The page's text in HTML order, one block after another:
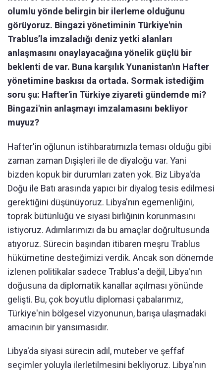
olumlu yönde belirgin bir ilerleme olduğunu
görüyoruz. Bingazi yönetiminin Türkiye'nin
Trablus’la imzaladığı deniz yetki alanları
anlaşmasını onaylayacağına yönelik güçlü bir
beklenti de var. Buna karşılık Yunanistan'ın Hafter
yönetimine baskısı da ortada. Sormak istediğim
soru şu: Hafter'in Türkiye ziyareti gündemde mi?
Bingazi'nin anlaşmayı imzalamasını bekliyor
muyuz?
Hafter'in oğlunun istihbaratımızla teması olduğu gibi
zaman zaman Dışişleri ile de diyaloğu var. Yani
bizden kopuk bir durumları zaten yok. Biz Libya'da
Doğu ile Batı arasında yapıcı bir diyalog tesis edilmesi
gerektiğini düşünüyoruz. Libya'nın egemenliğini,
toprak bütünlüğü ve siyasi birliğinin korunmasını
istiyoruz. Adımlarımızı da bu amaçlar doğrultusunda
atıyoruz. Sürecin başından itibaren meşru Trablus
hükümetine desteğimizi verdik. Ancak son dönemde
izlenen politikalar sadece Trablus'a değil, Libya'nın
doğusuna da diplomatik kanallar açılması yönünde
gelişti. Bu, çok boyutlu diplomasi çabalarımız,
Türkiye'nin bölgesel vizyonunun, barışa ulaşmadaki
amacının bir yansımasıdır.
Libya'da siyasi sürecin adil, muteber ve şeffaf
seçimler yoluyla ilerletilmesini bekliyoruz. Libya'nın